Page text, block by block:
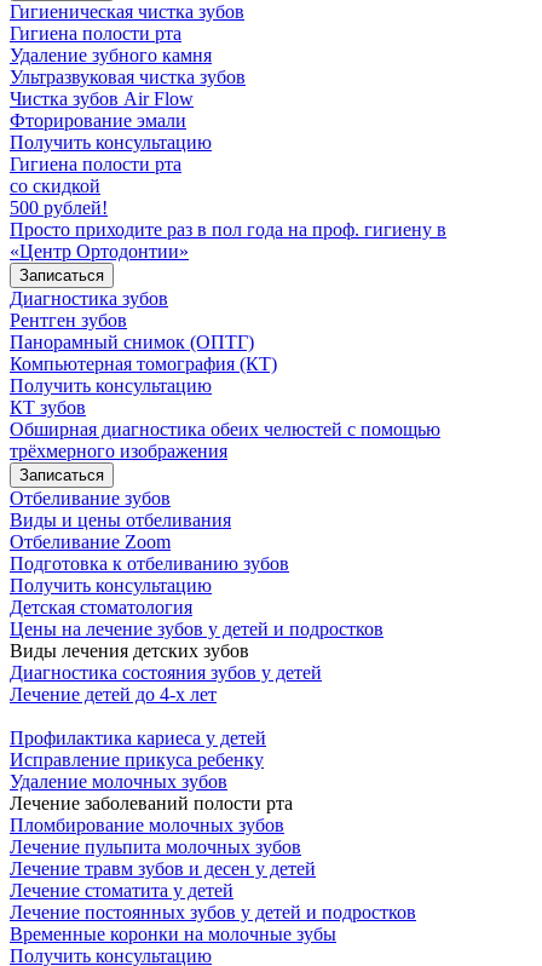
Гигиеническая чистка зубов
Гигиена полости рта
Удаление зубного камня
Ультразвуковая чистка зубов
Чистка зубов Air Flow
Фторирование эмали
Получить консультацию
Гигиена полости рта
со скидкой
500 рублей!
Просто приходите раз в пол года на проф. гигиену в
«Центр Ортодонтии»
Записаться
Диагностика зубов
Рентген зубов
Панорамный снимок (ОПТГ)
Компьютерная томография (КТ)
Получить консультацию
КТ зубов
Обширная диагностика обеих челюстей с помощью
трёхмерного изображения
Записаться
Отбеливание зубов
Виды и цены отбеливания
Отбеливание Zoom
Подготовка к отбеливанию зубов
Получить консультацию
Детская стоматология
Цены на лечение зубов у детей и подростков
Виды лечения детских зубов
Диагностика состояния зубов у детей
Лечение детей до 4-х лет
Профилактика кариеса у детей
Исправление прикуса ребенку
Удаление молочных зубов
Лечение заболеваний полости рта
Пломбирование молочных зубов
Лечение пульпита молочных зубов
Лечение травм зубов и десен у детей
Лечение стоматита у детей
Лечение постоянных зубов у детей и подростков
Временные коронки на молочные зубы
Получить консультацию